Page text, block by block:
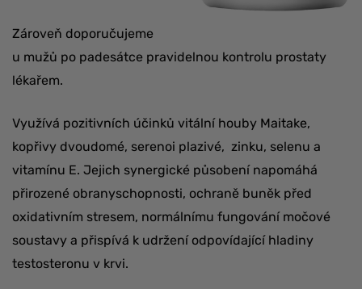
Zároveň doporučujeme
u mužů po padesátce pravidelnou kontrolu prostaty
lékařem.
Využívá pozitivních účinků vitální houby Maitake,
kopřivy dvoudomé, serenoi plazivé, zinku, selenu a
vitamínu E. Jejich synergické působení napomáhá
přirozené obranyschopnosti, ochraně buněk před
oxidativním stresem, normálnímu fungování močové
soustavy a přispívá k udržení odpovídající hladiny
testosteronu v krvi.